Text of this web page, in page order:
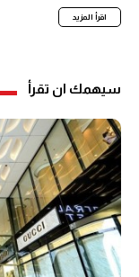
اقرأ المزيد
سيهمك ان تقرأ